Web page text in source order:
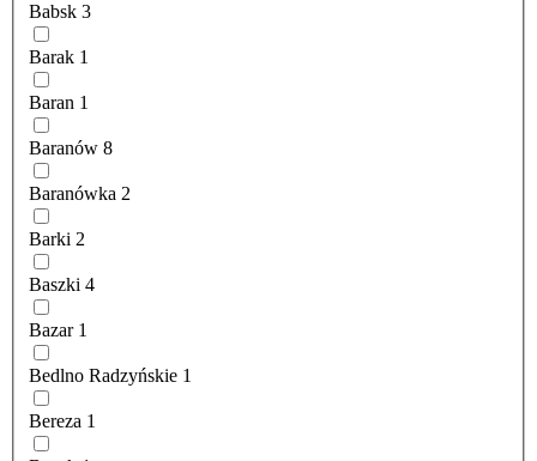
Babsk 3
Barak 1
Baran 1
Baranów 8
Baranówka 2
Barki 2
Baszki 4
Bazar 1
Bedlno Radzyńskie 1
Bereza 1